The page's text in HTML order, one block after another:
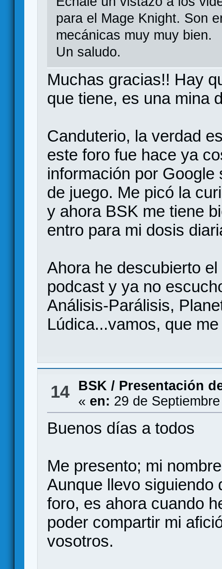
para el Mage Knight. Son
mecánicas muy muy bien.
Un saludo.
Muchas gracias!! Hay
que tiene, es una mina
Canduterio, la verdad
este foro fue hace ya
información por
de juego. Me picó la
y ahora BSK me tiene
entro para mi dosis
Ahora he descubierto
podcast y ya no
Análisis-Parálisis,
Lúdica...vamos, que
14 BSK / Presentación
« en: 29 de
Buenos días a todos
Me presento; mi
Aunque llevo siguiendo
foro, es ahora cuando
poder compartir mi
vosotros.